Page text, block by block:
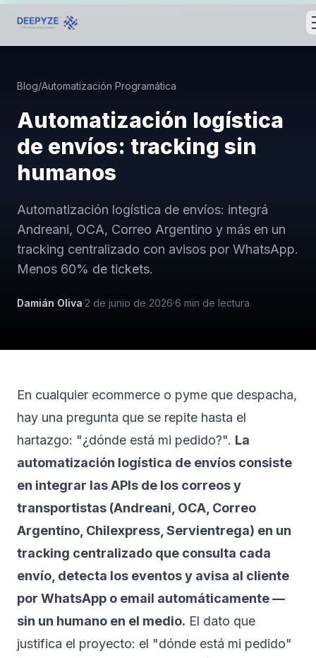
Blog/Automatización Programática
Automatización logística
de envíos: tracking sin
humanos
Automatización logística de envíos: integrá
Andreani, OCA, Correo Argentino y más en un
tracking centralizado con avisos por WhatsApp.
Menos 60% de tickets.
Damián Oliva·2 de junio de 2026·6 min de lectura
En cualquier ecommerce o pyme que despacha,
hay una pregunta que se repite hasta el
hartazgo: "¿dónde está mi pedido?". La
automatización logística de envíos consiste
en integrar las APIs de los correos y
transportistas (Andreani, OCA, Correo
Argentino, Chilexpress, Servientrega) en un
tracking centralizado que consulta cada
envío, detecta los eventos y avisa al cliente
por WhatsApp o email automáticamente —
sin un humano en el medio. El dato que
justifica el proyecto: el "dónde está mi pedido"